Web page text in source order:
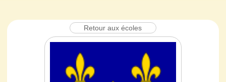
Retour aux écoles